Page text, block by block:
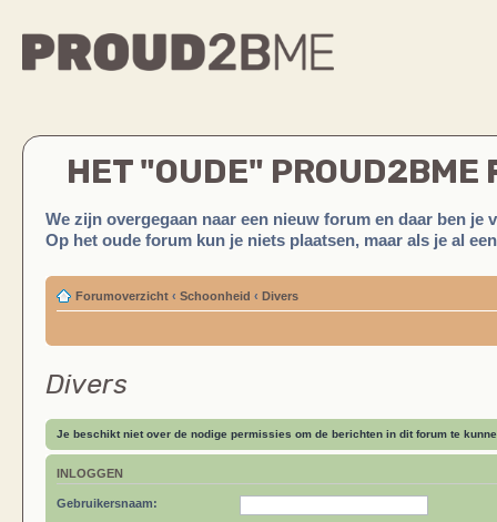
HET "OUDE" PROUD2BME
We zijn overgegaan naar een nieuw forum en daar ben je
Op het oude forum kun je niets plaatsen, maar als je al
Forumoverzicht ‹ Schoonheid ‹ Divers
Divers
Je beschikt niet over de nodige permissies om de berichten in dit forum te
INLOGGEN
Gebruikersnaam: